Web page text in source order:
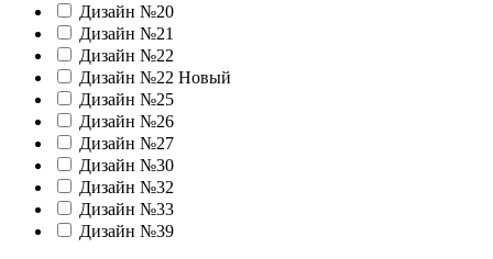
Дизайн №20
Дизайн №21
Дизайн №22
Дизайн №22 Новый
Дизайн №25
Дизайн №26
Дизайн №27
Дизайн №30
Дизайн №32
Дизайн №33
Дизайн №39